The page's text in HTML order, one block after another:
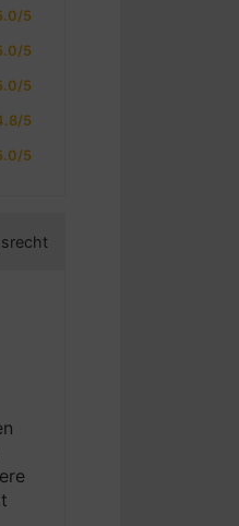
5
5
5
5
5